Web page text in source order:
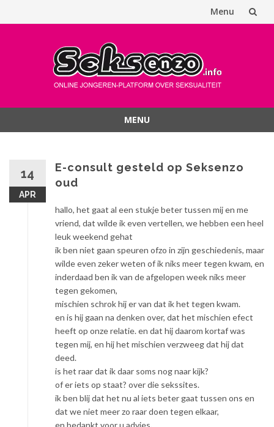
Menu
MENU
14
APR
E-consult gesteld op Seksenzo
oud
hallo, het gaat al een stukje beter tussen mij en me
vriend, dat wilde ik even vertellen, we hebben een heel
leuk weekend gehat
ik ben niet gaan speuren ofzo in zijn geschiedenis, maar
wilde even zeker weten of ik niks meer tegen kwam, en
inderdaad ben ik van de afgelopen week niks meer
tegen gekomen,
mischien schrok hij er van dat ik het tegen kwam.
en is hij gaan na denken over, dat het mischien efect
heeft op onze relatie. en dat hij daarom kortaf was
tegen mij, en hij het mischien verzweeg dat hij dat
deed.
is het raar dat ik daar soms nog naar kijk?
of er iets op staat? over die sekssites.
ik ben blij dat het nu al iets beter gaat tussen ons en
dat we niet meer zo raar doen tegen elkaar,
en bedankt voor u advies.